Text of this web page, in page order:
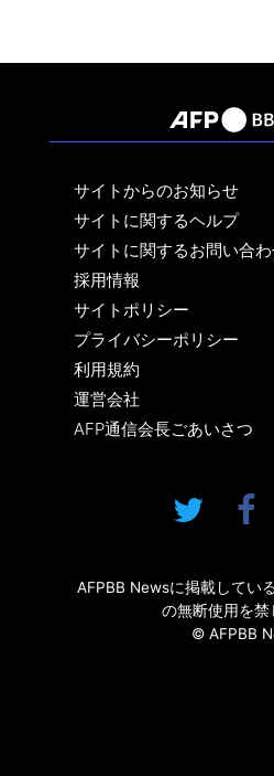
サイトからのお知らせ
サイトに関するヘルプ
サイトに関するお問い合
採用情報
サイトポリシー
プライバシーポリシー
利用規約
運営会社
AFP通信会長ごあいさつ
AFPBB Newsに掲載してい
の無断使用を禁
© AFPBB